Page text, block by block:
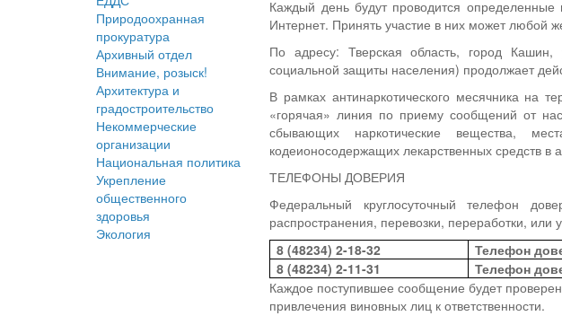
Природоохранная
прокуратура
Архивный отдел
Внимание, розыск!
Архитектура и
градостроительство
Некоммерческие
организации
Национальная политика
Укрепление
общественного
здоровья
Экология
Каждый день будут проводится
Интернет. Принять участие в них может любой
По адресу: Тверская область, город Кашин,
социальной защиты населения) продолжает
В рамках антинаркотического месячника на
«горячая» линия по приему сообщений от
сбывающих наркотические вещества,
кодеионосодержащих лекарственных средств в
ТЕЛЕФОНЫ ДОВЕРИЯ
Федеральный круглосуточный телефон
распространения, перевозки, переработки, или
8 (48234) 2-18-32
Телефон
8 (48234) 2-11-31
Телефон
Каждое поступившее сообщение будет
привлечения виновных лиц к ответственности.